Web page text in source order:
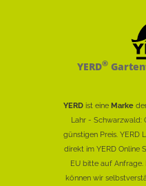
YERD®
YERD ist eine Marke
Lahr -
günstigen Preis. YERD
direkt im YERD Online
EU bitte auf
können wir